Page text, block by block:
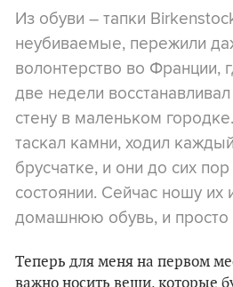
Из обуви – тапки
неубиваемые, пережили
волонтерство во Франции,
две недели
стену в маленьком
таскал камни, ходил
брусчатке, и они до сих
состоянии. Сейчас ношу их
домашнюю обувь, и просто
Теперь для меня на первом
важно носить вещи, которые